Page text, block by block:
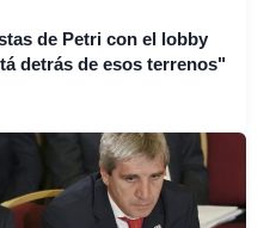
de Petri con el lobby
detrás de esos terrenos"